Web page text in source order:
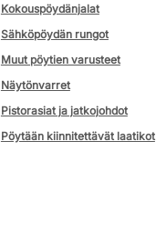
Kokouspöydänjalat
Sähköpöydän rungot
Muut pöytien varusteet
Näytönvarret
Pistorasiat ja jatkojohdot
Pöytään kiinnitettävät laatikot